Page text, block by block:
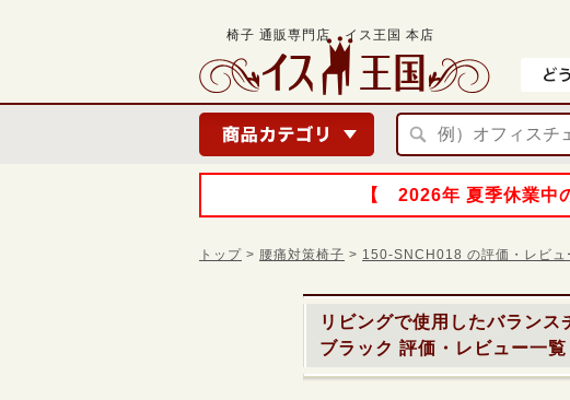
椅子 通販専門店 イス王国 本店
【 2026年 夏季休業中
トップ > 腰痛対策椅子 > 150-SNCH018 の評価・レビュ
リビングで使用したバランス
ブラック 評価・レビュー一覧